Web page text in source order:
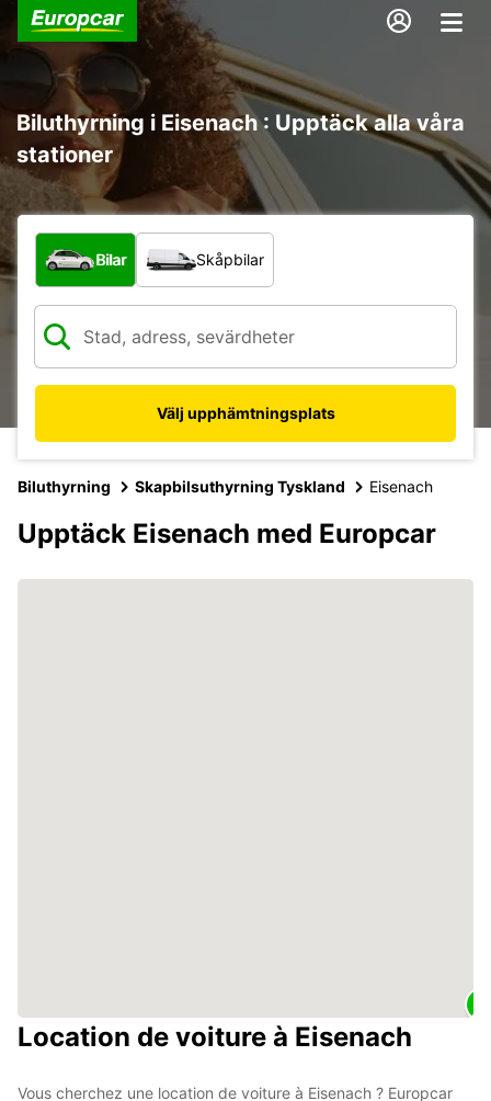
Biluthyrning i Eisenach : Upptäck alla våra
stationer
Vilken typ av fordon?
Bilar Skåpbilar
Välj upphämtningsplats
Biluthyrning Skapbilsuthyrning Tyskland Eisenach
Upptäck Eisenach med Europcar
Location de voiture à Eisenach
Vous cherchez une location de voiture à Eisenach ? Europcar